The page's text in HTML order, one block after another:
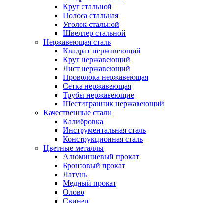
Круг стальной
Полоса стальная
Уголок стальной
Швеллер стальной
Нержавеющая сталь
Квадрат нержавеющий
Круг нержавеющий
Лист нержавеющий
Проволока нержавеющая
Сетка нержавеющая
Трубы нержавеющие
Шестигранник нержавеющий
Качественные стали
Калибровка
Инструментальная сталь
Конструкционная сталь
Цветные металлы
Алюминиевый прокат
Бронзовый прокат
Латунь
Медный прокат
Олово
Свинец